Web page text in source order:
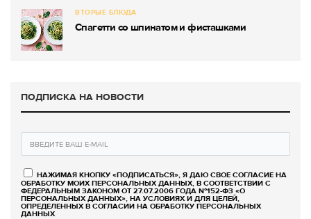
ВТОРЫЕ БЛЮДА
Спагетти со шпинатом и фисташками
ПОДПИСКА НА НОВОСТИ
НАЖИМАЯ КНОПКУ «ПОДПИСАТЬСЯ», Я ДАЮ СВОЕ СОГЛАСИЕ НА
ОБРАБОТКУ МОИХ ПЕРСОНАЛЬНЫХ ДАННЫХ, В СООТВЕТСТВИИ С
ФЕДЕРАЛЬНЫМ ЗАКОНОМ ОТ 27.07.2006 ГОДА №152-ФЗ «О
ПЕРСОНАЛЬНЫХ ДАННЫХ», НА УСЛОВИЯХ И ДЛЯ ЦЕЛЕЙ,
ОПРЕДЕЛЕННЫХ В СОГЛАСИИ НА ОБРАБОТКУ ПЕРСОНАЛЬНЫХ
ДАННЫХ